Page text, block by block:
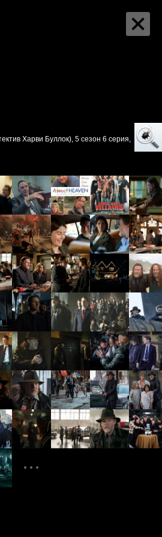
Харви Буллок), 5 сезон 6 серия,